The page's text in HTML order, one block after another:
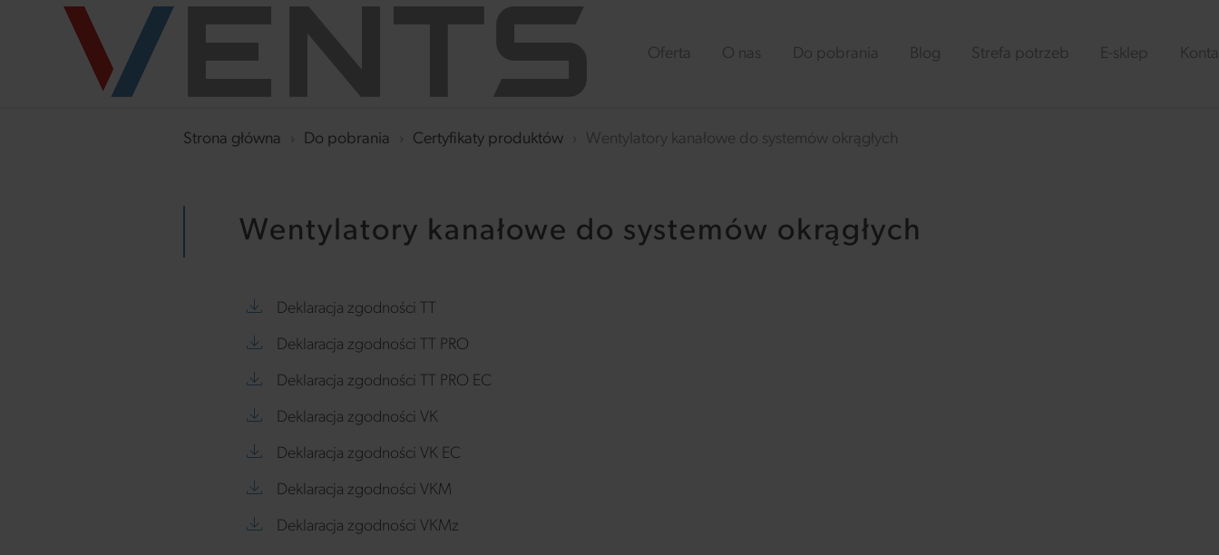
Oferta O nas Do pobrania Blog Strefa potrzeb E-sklep
Strona główna › Do pobrania › Certyfikaty produktów › Wentylatory kanałowe do systemów okrągłych
Wentylatory kanałowe do systemów okrągłych
Deklaracja zgodności TT
Deklaracja zgodności TT PRO
Deklaracja zgodności TT PRO EC
Deklaracja zgodności VK
Deklaracja zgodności VK EC
Deklaracja zgodności VKM
Deklaracja zgodności VKMz